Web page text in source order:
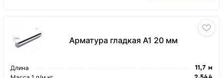
Арматура гладкая А1 20 мм
Длина 11,7 м